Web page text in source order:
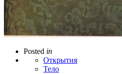
Posted in
Открытия
Тело